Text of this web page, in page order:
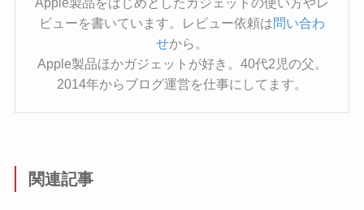
ビューを書いています。レビュー依頼は問い合わ
せから。
Apple製品ほかガジェットが好き。40代2児の父。
2014年からブログ運営を仕事にしてます。
関連記事